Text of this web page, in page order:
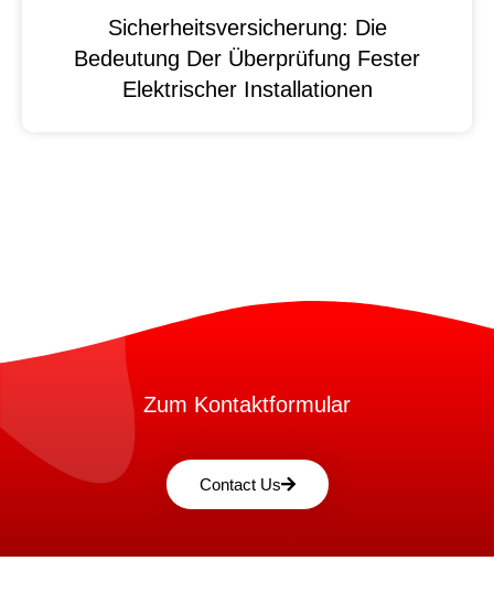
Sicherheitsversicherung: Die
Bedeutung Der Überprüfung Fester
Elektrischer Installationen
Zum Kontaktformular
Contact Us